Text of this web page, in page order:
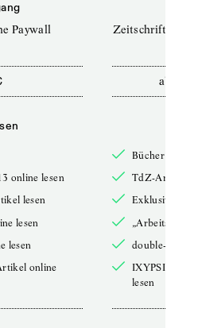
Paywall
online lesen
lesen
lesen
lesen
online
Zeitschriften
ab
Bücher online
TdZ-Artikel
Exklusive
double-
lesen